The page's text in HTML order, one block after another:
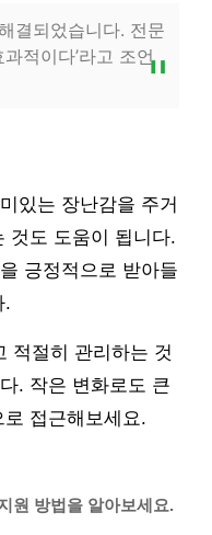
결되었습니다. 전문
적이다’라고 조언
있는 장난감을 주거
것도 도움이 됩니다.
긍정적으로 받아들
.
적절히 관리하는 것
. 작은 변화로도 큰
접근해보세요.
원 방법을 알아보세요.